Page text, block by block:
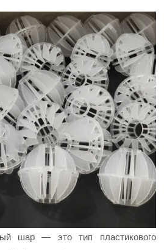
шар — это тип пластикового